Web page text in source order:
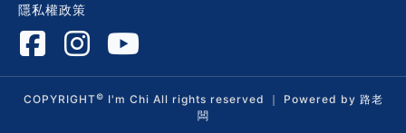
隱私權政策
COPYRIGHT© I'm Chi All rights reserved ｜ Powered by 路老
闆